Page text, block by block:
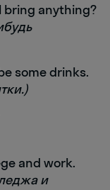
bring anything?
some drinks.
and work.
и